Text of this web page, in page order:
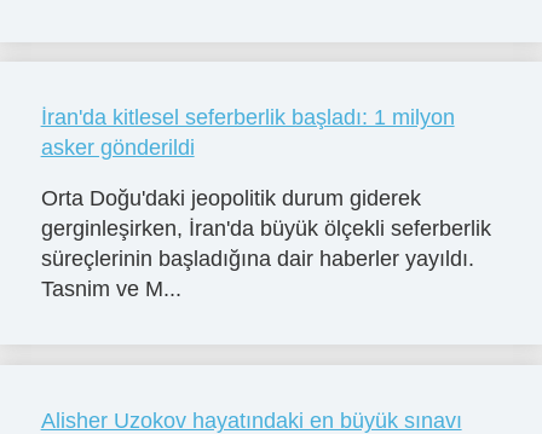
İran'da kitlesel seferberlik başladı: 1 milyon
asker gönderildi
Orta Doğu'daki jeopolitik durum giderek
gerginleşirken, İran'da büyük ölçekli seferberlik
süreçlerinin başladığına dair haberler yayıldı.
Tasnim ve M...
Alisher Uzokov hayatındaki en büyük sınavı